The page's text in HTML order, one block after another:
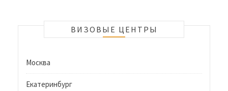
ВИЗОВЫЕ ЦЕНТРЫ
Москва
Екатеринбург